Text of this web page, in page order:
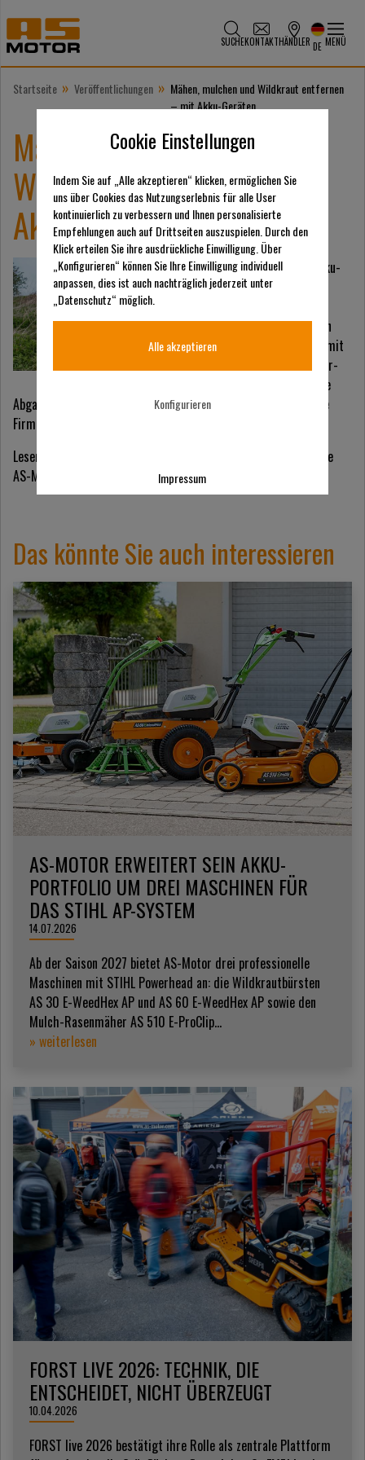
SUCHEKONTAKTHÄNDLER DE MENÜ
Startseite » Veröffentlichungen » Mähen, mulchen und Wildkraut entfernen
– mit Akku-Geräten
Mähen, mulchen und
Wildkraut entfernen – mit
Akku-Geräten
Der Fortschritt in der Akku-
Technik bietet neue
betriebene Mäher arbeiten
durchaus auf Augenhöhe mit
den legendären Zweitakter-
Geräten – allerdings ohne
Abgase oder Lärm. Worauf es ankommt? Einen Einblick gibt die
Firma AS-Motor.
Lesen Sie den Bericht von
über die neue Produktlinie
AS-Motor Electric direkt
hier.
Das könnte Sie auch interessieren
AS-MOTOR ERWEITERT SEIN AKKU-
PORTFOLIO UM DREI MASCHINEN FÜR
DAS STIHL AP-SYSTEM
14.07.2026
Ab der Saison 2027 bietet AS-Motor drei professionelle
Maschinen mit STIHL Powerhead an: die Wildkrautbürsten
AS 30 E-WeedHex AP und AS 60 E-WeedHex AP sowie den
Mulch-Rasenmäher AS 510 E-ProClip...
» weiterlesen
FORST LIVE 2026: TECHNIK, DIE
ENTSCHEIDET, NICHT ÜBERZEUGT
10.04.2026
FORST live 2026 bestätigt ihre Rolle als zentrale Plattform
Cookie Einstellungen
Indem Sie auf „Alle akzeptieren“ klicken, ermöglichen Sie
uns über Cookies das Nutzungserlebnis für alle User
kontinuierlich zu verbessern und Ihnen personalisierte
Empfehlungen auch auf Drittseiten auszuspielen. Durch den
Klick erteilen Sie ihre ausdrückliche Einwilligung. Über
„Konfigurieren“ können Sie Ihre Einwilligung individuell
anpassen, dies ist auch nachträglich jederzeit unter
„Datenschutz“ möglich.
Alle akzeptieren
Konfigurieren
Impressum